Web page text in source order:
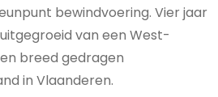
bewindvoering. Vier jaar
van een West-
breed gedragen
in Vlaanderen.